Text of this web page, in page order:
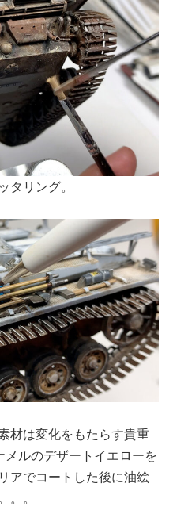
タリング。
材は変化をもたらす貴重
メルのデザートイエローを
アでコートした後に油絵
。。